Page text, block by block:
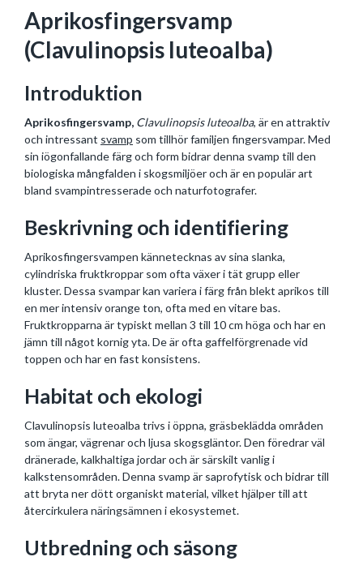
Aprikosfingersvamp
(Clavulinopsis luteoalba)
Introduktion
Aprikosfingersvamp, Clavulinopsis luteoalba, är en attraktiv
och intressant svamp som tillhör familjen fingersvampar. Med
sin iögonfallande färg och form bidrar denna svamp till den
biologiska mångfalden i skogsmiljöer och är en populär art
bland svampintresserade och naturfotografer.
Beskrivning och identifiering
Aprikosfingersvampen kännetecknas av sina slanka,
cylindriska fruktkroppar som ofta växer i tät grupp eller
kluster. Dessa svampar kan variera i färg från blekt aprikos till
en mer intensiv orange ton, ofta med en vitare bas.
Fruktkropparna är typiskt mellan 3 till 10 cm höga och har en
jämn till något kornig yta. De är ofta gaffelförgrenade vid
toppen och har en fast konsistens.
Habitat och ekologi
Clavulinopsis luteoalba trivs i öppna, gräsbeklädda områden
som ängar, vägrenar och ljusa skogsgläntor. Den föredrar väl
dränerade, kalkhaltiga jordar och är särskilt vanlig i
kalkstensområden. Denna svamp är saprofytisk och bidrar till
att bryta ner dött organiskt material, vilket hjälper till att
återcirkulera näringsämnen i ekosystemet.
Utbredning och säsong